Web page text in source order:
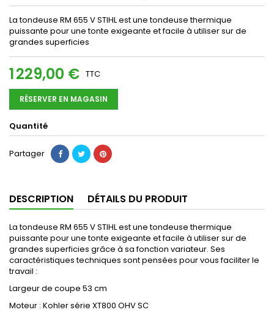
La tondeuse RM 655 V STIHL est une tondeuse thermique
puissante pour une tonte exigeante et facile à utiliser sur de
grandes superficies
1 229,00 € TTC
RÉSERVER EN MAGASIN
Quantité
Partager
DESCRIPTION DÉTAILS DU PRODUIT
La tondeuse RM 655 V STIHL est une tondeuse thermique
puissante pour une tonte exigeante et facile à utiliser sur de
grandes superficies grâce à sa fonction variateur. Ses
caractéristiques techniques sont pensées pour vous faciliter le
travail :
Largeur de coupe 53 cm
Moteur : Kohler série XT800 OHV SC